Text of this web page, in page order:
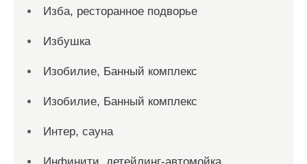
Изба, ресторанное подворье
Избушка
Изобилие, Банный комплекс
Изобилие, Банный комплекс
Интер, сауна